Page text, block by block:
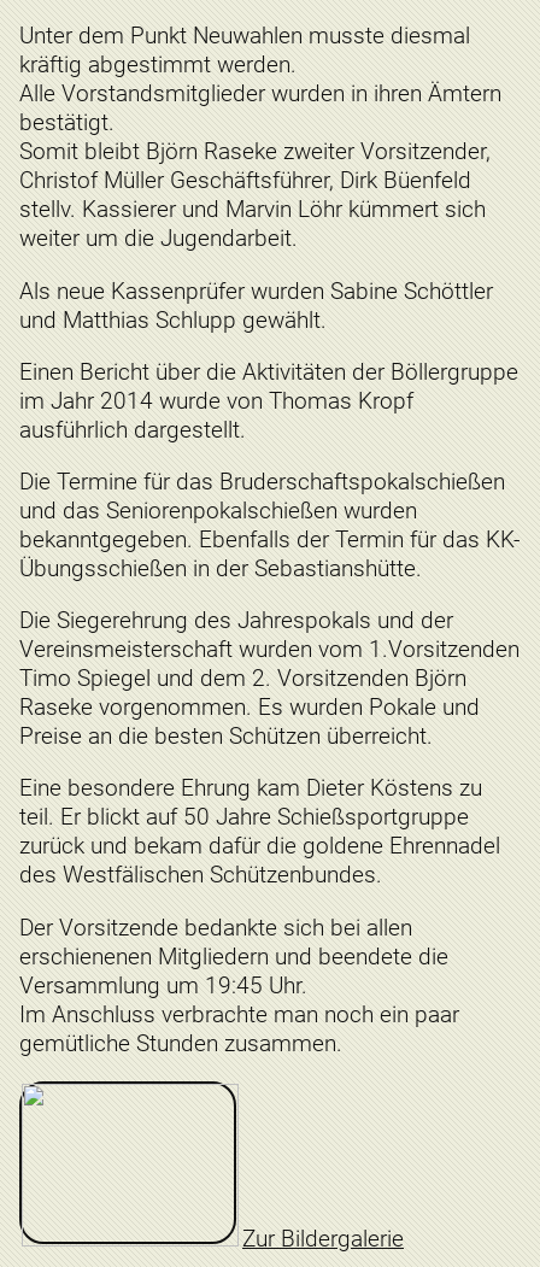
Unter dem Punkt Neuwahlen musste diesmal
kräftig abgestimmt werden.
Alle Vorstandsmitglieder wurden in ihren Ämtern
bestätigt.
Somit bleibt Björn Raseke zweiter Vorsitzender,
Christof Müller Geschäftsführer, Dirk Büenfeld
stellv. Kassierer und Marvin Löhr kümmert sich
weiter um die Jugendarbeit.
Als neue Kassenprüfer wurden Sabine Schöttler
und Matthias Schlupp gewählt.
Einen Bericht über die Aktivitäten der Böllergruppe
im Jahr 2014 wurde von Thomas Kropf
ausführlich dargestellt.
Die Termine für das Bruderschaftspokalschießen
und das Seniorenpokalschießen wurden
bekanntgegeben. Ebenfalls der Termin für das KK-
Übungsschießen in der Sebastianshütte.
Die Siegerehrung des Jahrespokals und der
Vereinsmeisterschaft wurden vom 1.Vorsitzenden
Timo Spiegel und dem 2. Vorsitzenden Björn
Raseke vorgenommen. Es wurden Pokale und
Preise an die besten Schützen überreicht.
Eine besondere Ehrung kam Dieter Köstens zu
teil. Er blickt auf 50 Jahre Schießsportgruppe
zurück und bekam dafür die goldene Ehrennadel
des Westfälischen Schützenbundes.
Der Vorsitzende bedankte sich bei allen
erschienenen Mitgliedern und beendete die
Versammlung um 19:45 Uhr.
Im Anschluss verbrachte man noch ein paar
gemütliche Stunden zusammen.
Zur Bildergalerie